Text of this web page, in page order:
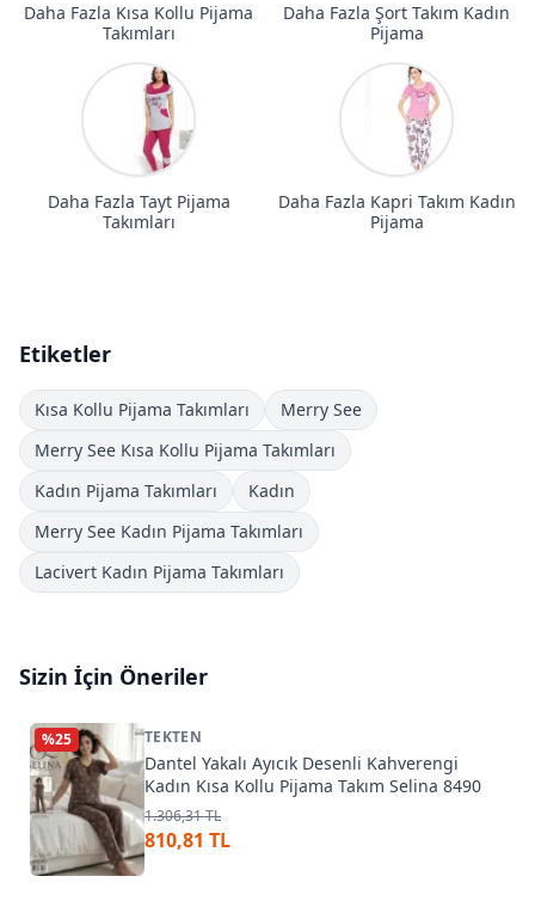
Daha Fazla Kısa Kollu Pijama
Takımları
Daha Fazla Şort Takım Kadın
Pijama
Daha Fazla Tayt Pijama
Takımları
Daha Fazla Kapri Takım Kadın
Pijama
Etiketler
Kısa Kollu Pijama Takımları
Merry See
Merry See Kısa Kollu Pijama Takımları
Kadın Pijama Takımları
Kadın
Merry See Kadın Pijama Takımları
Lacivert Kadın Pijama Takımları
Sizin İçin Öneriler
%25 TEKTEN
Dantel Yakalı Ayıcık Desenli Kahverengi
Kadın Kısa Kollu Pijama Takım Selina 8490
1.306,31 TL
810,81 TL